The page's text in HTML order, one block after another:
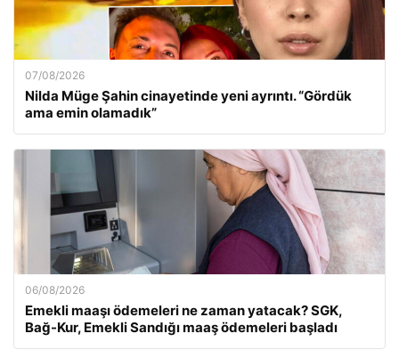
07/08/2026
Nilda Müge Şahin cinayetinde yeni ayrıntı. “Gördük
ama emin olamadık”
06/08/2026
Emekli maaşı ödemeleri ne zaman yatacak? SGK,
Bağ-Kur, Emekli Sandığı maaş ödemeleri başladı